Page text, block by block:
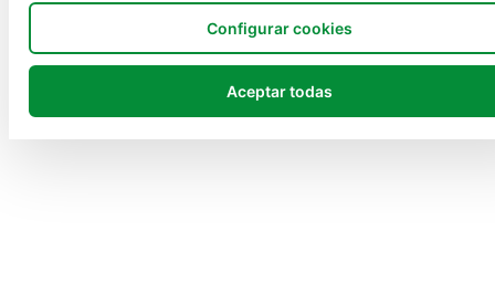
Configurar cookies
Aceptar todas